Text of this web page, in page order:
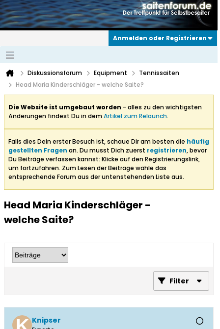
Anmelden oder Registrieren
Diskussionsforum Equipment
Tennissaiten
Head Maria Kinderschläger - welche Saite?
Die Website ist umgebaut worden - alles zu den wichtigsten
Änderungen findest Du in demArtikel zum Relaunch.
Falls dies Dein erster Besuch ist, schaue Dir am besten die häufig
gestellten Fragen an. Du musst Dich zuerst registrieren, bevor
Du Beiträge verfassen kannst: Klicke auf den Registrierungslink,
um fortzufahren. Zum Lesen der Beiträge wähle das
entsprechende Forum aus der untenstehenden Liste aus.
Head Maria Kinderschläger -
welche Saite?
Filter
Knipser